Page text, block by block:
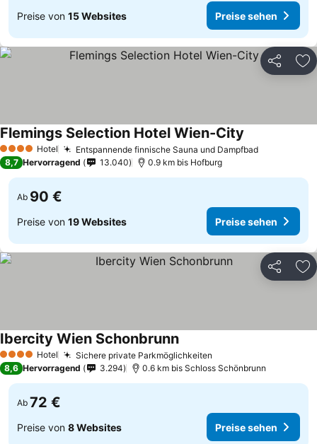
Preise von 15 Websites Preise sehen
Teilen
4 Sterne Hotel Entspannende finnische Sauna und Dampfbad
Flemings Selection Hotel Wien-City
8,7 Hervorragend 13.040 0.9 km bis Hofburg
Ab 90 €
Preise von 19 Websites Preise sehen
Teilen
4 Sterne Hotel Sichere private Parkmöglichkeiten
Ibercity Wien Schonbrunn
8,6 Hervorragend 3.294 0.6 km bis Schloss Schönbrunn
Ab 72 €
Preise von 8 Websites Preise sehen